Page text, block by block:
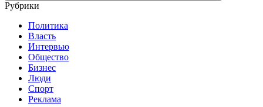
Рубрики
Политика
Власть
Интервью
Общество
Бизнес
Люди
Спорт
Реклама